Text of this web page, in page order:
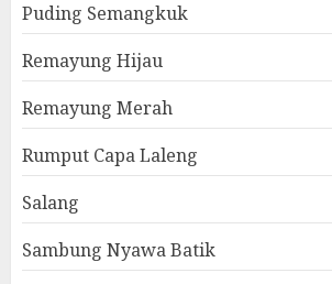
Puding Semangkuk
Remayung Hijau
Remayung Merah
Rumput Capa Laleng
Salang
Sambung Nyawa Batik